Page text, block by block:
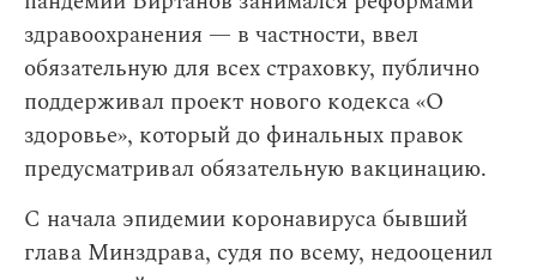
здравоохранения — в частности, ввел
обязательную для всех страховку, публично
поддерживал проект нового кодекса «О
здоровье», который до финальных правок
предусматривал обязательную вакцинацию.
С начала эпидемии коронавируса бывший
глава Минздрава, судя по всему, недооценил